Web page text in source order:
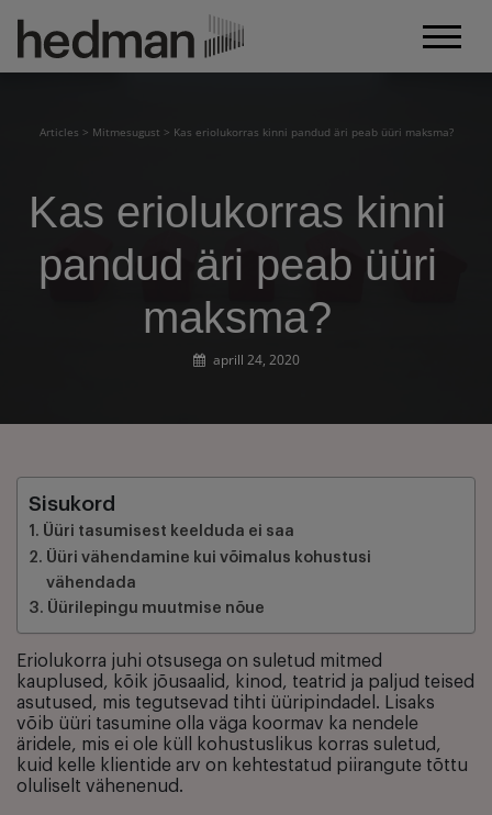
Articles > Mitmesugust > Kas eriolukorras kinni pandud äri peab üüri maksma?
Kas eriolukorras kinni
pandud äri peab üüri
maksma?
aprill 24, 2020
Sisukord
Üüri tasumisest keelduda ei saa
Üüri vähendamine kui võimalus kohustusi
vähendada
Üürilepingu muutmise nõue
Eriolukorra juhi otsusega on suletud mitmed
kauplused, kõik jõusaalid, kinod, teatrid ja paljud teised
asutused, mis tegutsevad tihti üüripindadel. Lisaks
võib üüri tasumine olla väga koormav ka nendele
äridele, mis ei ole küll kohustuslikus korras suletud,
kuid kelle klientide arv on kehtestatud piirangute tõttu
oluliselt vähenenud.